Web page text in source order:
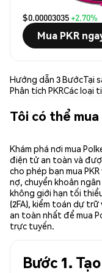
$0.00003035+2.70%
Mua PKR
Hướng dẫn 3 BướcTại
Phân tích PKRCác loại
Tôi có thể
Khám phá nơi mua
điện tử an toàn và
cho phép bạn mua
nợ, chuyển khoản
không giới hạn tối
(2FA), kiểm toán dự
an toàn nhất để mua
trực tuyến.
Bước 1.